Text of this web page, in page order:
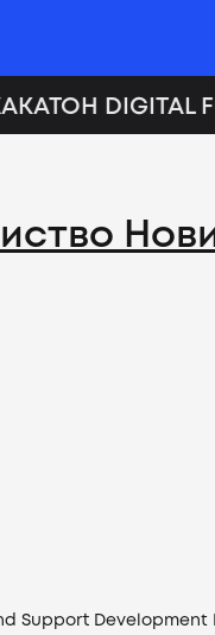
DIGITAL
Support Development